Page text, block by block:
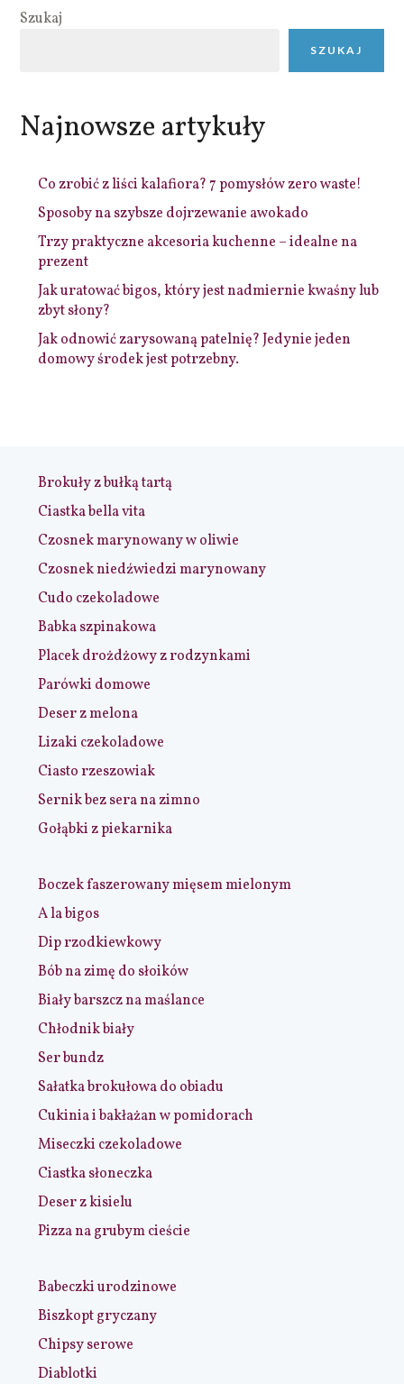
Szukaj
SZUKAJ
Najnowsze artykuły
Co zrobić z liści kalafiora? 7 pomysłów zero waste!
Sposoby na szybsze dojrzewanie awokado
Trzy praktyczne akcesoria kuchenne – idealne na
prezent
Jak uratować bigos, który jest nadmiernie kwaśny lub
zbyt słony?
Jak odnowić zarysowaną patelnię? Jedynie jeden
domowy środek jest potrzebny.
Brokuły z bułką tartą
Ciastka bella vita
Czosnek marynowany w oliwie
Czosnek niedźwiedzi marynowany
Cudo czekoladowe
Babka szpinakowa
Placek drożdżowy z rodzynkami
Parówki domowe
Deser z melona
Lizaki czekoladowe
Ciasto rzeszowiak
Sernik bez sera na zimno
Gołąbki z piekarnika
Boczek faszerowany mięsem mielonym
A la bigos
Dip rzodkiewkowy
Bób na zimę do słoików
Biały barszcz na maślance
Chłodnik biały
Ser bundz
Sałatka brokułowa do obiadu
Cukinia i bakłażan w pomidorach
Miseczki czekoladowe
Ciastka słoneczka
Deser z kisielu
Pizza na grubym cieście
Babeczki urodzinowe
Biszkopt gryczany
Chipsy serowe
Diablotki